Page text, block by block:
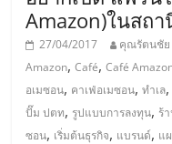
Amazon)ในสถ
27/04/2017 คุณรัตนชัย
Amazon,Café,Café
อเมซอน, คาเฟ่อเมซอน,ทำเล,
ปั๊ม ปตท, รูปแบบการลงทุน, ร้
ซอน, เริ่มต้นธุรกิจ, แบรนด์, แ